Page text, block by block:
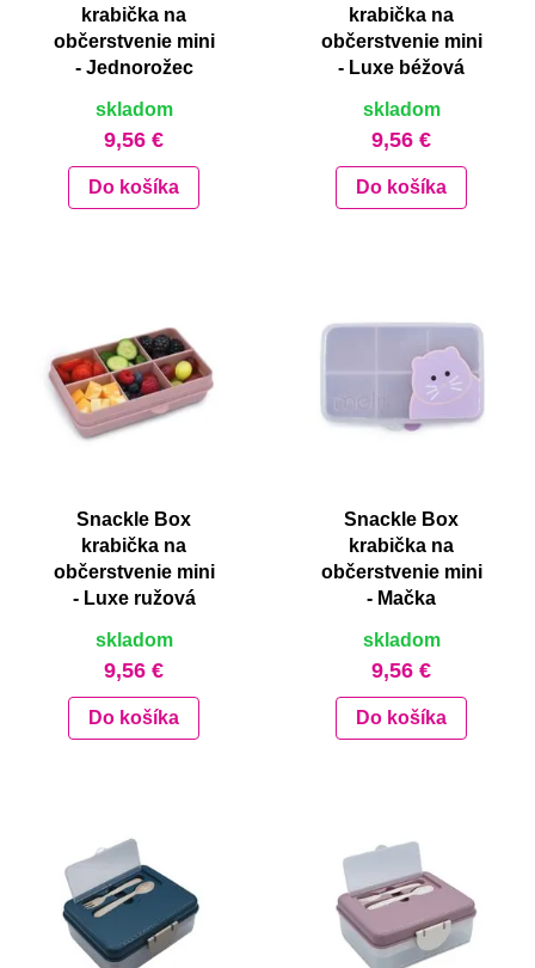
krabička na
občerstvenie mini
- Jednorožec
skladom
9,56 €
Do košíka
krabička na
občerstvenie mini
- Luxe béžová
skladom
9,56 €
Do košíka
Snackle Box
krabička na
občerstvenie mini
- Luxe ružová
skladom
9,56 €
Do košíka
Snackle Box
krabička na
občerstvenie mini
- Mačka
skladom
9,56 €
Do košíka